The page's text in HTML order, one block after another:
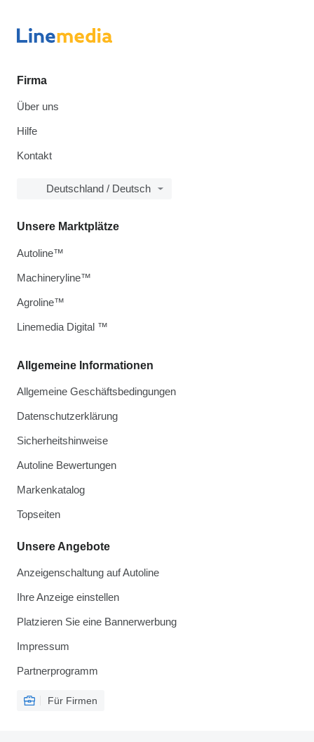
Firma
Über uns
Hilfe
Kontakt
Deutschland / Deutsch
Allgemeine Informationen
Allgemeine Geschäftsbedingungen
Datenschutzerklärung
Sicherheitshinweise
Autoline Bewertungen
Markenkatalog
Topseiten
Unsere Angebote
Anzeigenschaltung auf Autoline
Ihre Anzeige einstellen
Platzieren Sie eine Bannerwerbung
Impressum
Partnerprogramm
Für Firmen
Unsere Marktplätze
Autoline™
Machineryline™
Agroline™
Linemedia Digital ™